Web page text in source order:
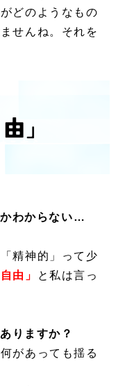
どのようなもの
せんね。それを
わからない…
精神的」って少
由」
と私は言っ
りますか？
があっても揺る